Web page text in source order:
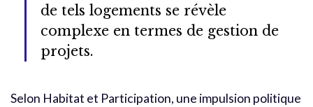
de tels logements se révèle
complexe en termes de gestion de
projets.
Selon Habitat et Participation, une impulsion politique